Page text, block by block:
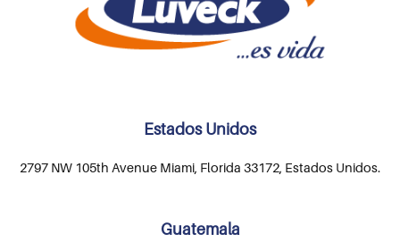
Estados Unidos
2797 NW 105th Avenue Miami, Florida 33172, Estados Unidos.
Guatemala